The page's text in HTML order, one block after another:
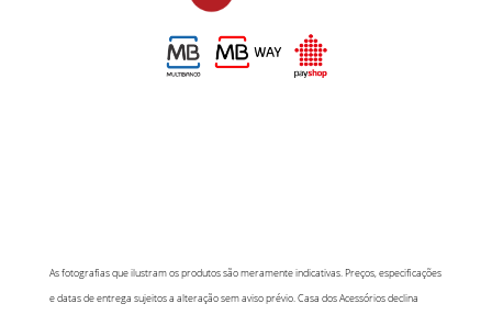
As fotografias que ilustram os produtos são meramente indicativas. Preços, especificações
e datas de entrega sujeitos a alteração sem aviso prévio. Casa dos Acessórios declina